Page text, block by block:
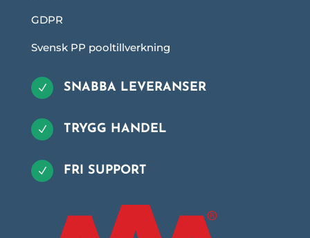
GDPR
Svensk PP pooltillverkning
N SNABBA LEVERANSER
N TRYGG HANDEL
N FRI SUPPORT